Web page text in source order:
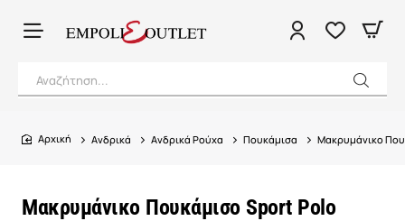
Αναζήτηση...
Μακρυμάνικο Πουκάμισο Sport Polo
home
Ανδρικά Ανδρικά Ρούχα Πουκάμισα Μακρυμάνικο